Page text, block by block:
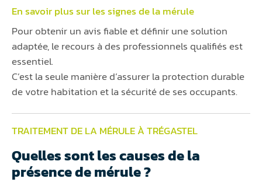
En savoir plus sur les signes de lamérule
Pour obtenir un avis fiable et définir une solution
adaptée, le recours à des professionnels qualifiés est
essentiel.
C’est la seule manière d’assurer la protection durable
de votre habitation et la sécurité de ses occupants.
TRAITEMENT DE LA MÉRULE À TRÉGASTEL
Quelles sont les causes de la
présence de mérule ?